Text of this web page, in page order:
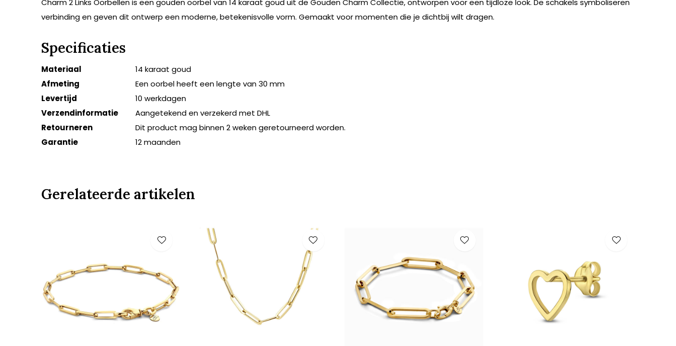
Charm 2 Links Oorbellen is een gouden oorbel van 14 karaat goud uit de Gouden Charm Collectie, ontworpen voor een tijdloze look. De schakels symboliseren
verbinding en geven dit ontwerp een moderne, betekenisvolle vorm. Gemaakt voor momenten die je dichtbij wilt dragen.
Specificaties
Materiaal
14 karaat goud
Afmeting
Een oorbel heeft een lengte van 30 mm
Levertijd
10 werkdagen
Verzendinformatie
Aangetekend en verzekerd met DHL
Retourneren
Dit product mag binnen 2 weken geretourneerd worden.
Garantie
12 maanden
Gerelateerde artikelen